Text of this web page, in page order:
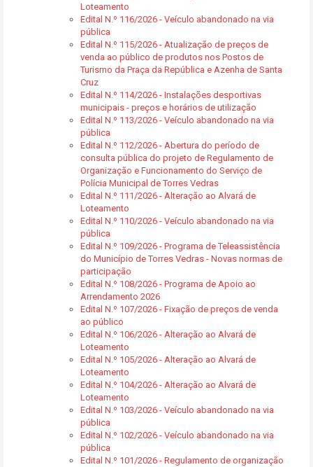
Loteamento
Edital N.º 116/2026 - Veículo abandonado na via
pública
Edital N.º 115/2026 - Atualização de preços de
venda ao público de produtos nos Postos de
Turismo da Praça da República e Azenha de Santa
Cruz
Edital N.º 114/2026 - Instalações desportivas
municipais - preços e horários de utilização
Edital N.º 113/2026 - Veículo abandonado na via
pública
Edital N.º 112/2026 - Abertura do período de
consulta pública do projeto de Regulamento de
Organização e Funcionamento do Serviço de
Polícia Municipal de Torres Vedras
Edital N.º 111/2026 - Alteração ao Alvará de
Loteamento
Edital N.º 110/2026 - Veículo abandonado na via
pública
Edital N.º 109/2026 - Programa de Teleassistência
do Município de Torres Vedras - Novas normas de
participação
Edital N.º 108/2026 - Programa de Apoio ao
Arrendamento 2026
Edital N.º 107/2026 - Fixação de preços de venda
ao público
Edital N.º 106/2026 - Alteração ao Alvará de
Loteamento
Edital N.º 105/2026 - Alteração ao Alvará de
Loteamento
Edital N.º 104/2026 - Alteração ao Alvará de
Loteamento
Edital N.º 103/2026 - Veículo abandonado na via
pública
Edital N.º 102/2026 - Veículo abandonado na via
pública
Edital N.º 101/2026 - Regulamento de organização